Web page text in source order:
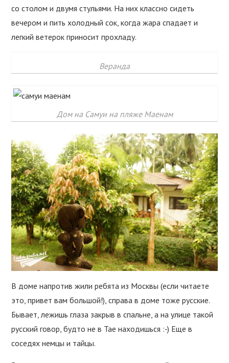
со столом и двумя стульями. На них классно сидеть
вечером и пить холодный сок, когда жара спадает и
легкий ветерок приносит прохладу.
Веранда
Дом на Самуи на пляже Маенам
В доме напротив жили ребята из Москвы (если читаете
это, привет вам большой!), справа в доме тоже русские.
Бывает, лежишь глаза закрыв в спальне, а на улице такой
русский говор, будто не в Тае находишься :-) Еще в
соседях немцы и тайцы.